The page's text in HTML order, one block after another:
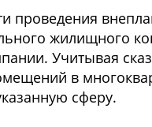
проведения
жилищного
Учитывая
в
сферу.